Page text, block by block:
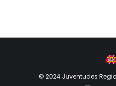
© 2024 Juventudes